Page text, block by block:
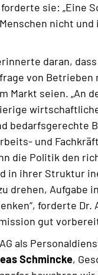
sie: „Eine
nicht
daran,
von
Markt seien. „An
bedarfsgerechte
und
die Politik den
in ihrer Struktur
drehen, Aufgabe
forderte
gut
als
Schmincke,